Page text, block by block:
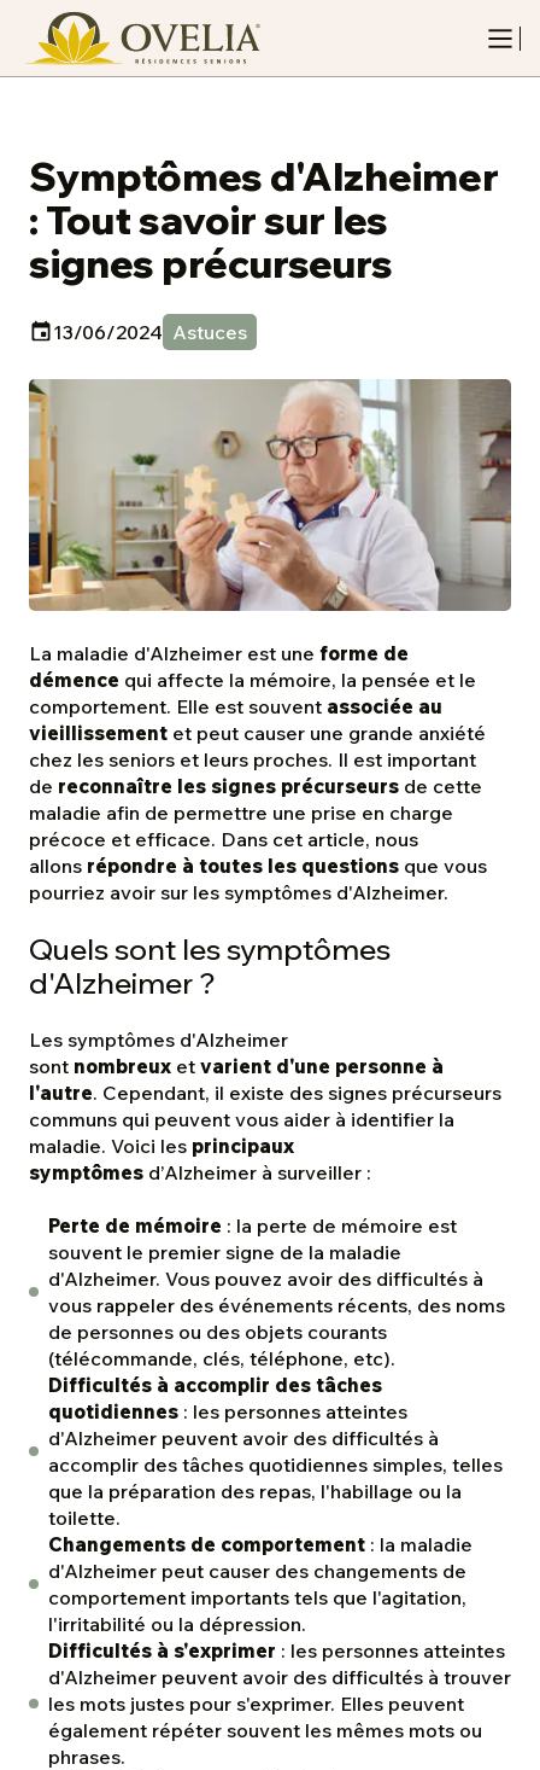
Symptômes d'Alzheimer
: Tout savoir sur les
signes précurseurs
13/06/2024 Astuces
La maladie d'Alzheimer est une forme de
démence qui affecte la mémoire, la pensée et le
comportement. Elle est souvent associée au
vieillissement et peut causer une grande anxiété
chez les seniors et leurs proches. Il est important
de reconnaître les signes précurseurs de cette
maladie afin de permettre une prise en charge
précoce et efficace. Dans cet article, nous
allons répondre à toutes les questions que vous
pourriez avoir sur les symptômes d'Alzheimer.
Quels sont les symptômes
d'Alzheimer ?
Les symptômes d'Alzheimer
sont nombreux et varient d'une personne à
l'autre. Cependant, il existe des signes précurseurs
communs qui peuvent vous aider à identifier la
maladie. Voici les principaux
symptômes d’Alzheimer à surveiller :
Perte de mémoire : la perte de mémoire est
souvent le premier signe de la maladie
d'Alzheimer. Vous pouvez avoir des difficultés à
vous rappeler des événements récents, des noms
de personnes ou des objets courants
(télécommande, clés, téléphone, etc).
Difficultés à accomplir des tâches
quotidiennes : les personnes atteintes
d'Alzheimer peuvent avoir des difficultés à
accomplir des tâches quotidiennes simples, telles
que la préparation des repas, l'habillage ou la
toilette.
Changements de comportement : la maladie
d'Alzheimer peut causer des changements de
comportement importants tels que l'agitation,
l'irritabilité ou la dépression.
Difficultés à s'exprimer : les personnes atteintes
d'Alzheimer peuvent avoir des difficultés à trouver
les mots justes pour s'exprimer. Elles peuvent
également répéter souvent les mêmes mots ou
phrases.